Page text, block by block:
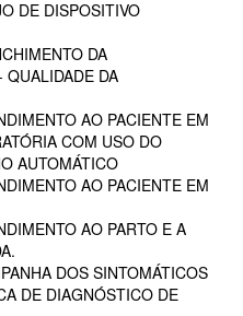
DE DISPOSITIVO
DA
QUALIDADE DA
AO PACIENTE EM
COM USO DO
AUTOMÁTICO
AO PACIENTE EM
AO PARTO E A
DOS SINTOMÁTICOS
DE DIAGNÓSTICO DE